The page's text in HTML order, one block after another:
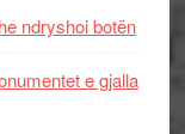
ndryshoi botën
e gjalla